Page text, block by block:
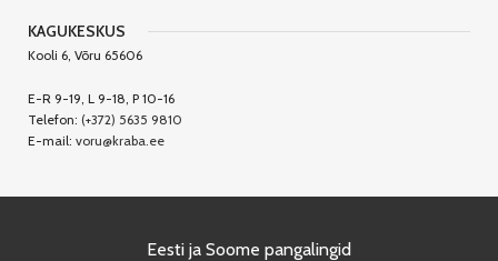
KAGUKESKUS
Kooli 6, Võru 65606
E-R 9-19, L 9-18, P 10-16
Telefon: (+372) 5635 9810
E-mail: voru@kraba.ee
Eesti ja Soome pangalingid